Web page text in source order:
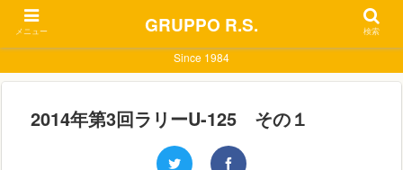
Since 1984
2014年第3回ラリーU-125 その１
メニュー GRUPPO R.S. 検索